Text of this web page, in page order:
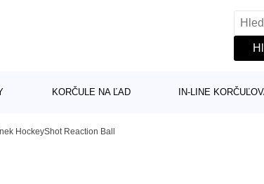
KORČULE NA ĽAD IN-LINE
HockeyShot Reaction Ball